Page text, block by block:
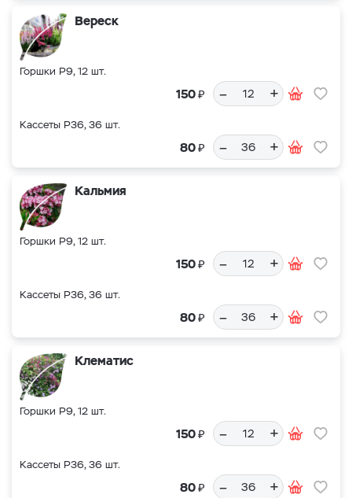
Вереск
Горшки Р9, 12 шт.
150₽ – +
Кассеты Р36, 36 шт.
80₽ – +
Кальмия
Горшки Р9, 12 шт.
150₽ – +
Кассеты Р36, 36 шт.
80₽ – +
Клематис
Горшки Р9, 12 шт.
150₽ – +
Кассеты Р36, 36 шт.
80₽ – +